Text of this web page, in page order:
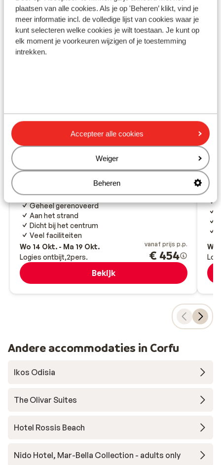
plaatsen van alle cookies. Als je op 'Beheren’ klikt, vind je
meer informatie incl. de volledige lijst van cookies waar je
kunt selecteren welke cookies je wilt toestaan. Je kunt op
elk moment je voorkeuren wijzigen of je toestemming
intrekken.
Accepteer alle cookies
Weiger
Beheren
Ook interessant voor jou
Aparthotel Acharavi Beach
Geheel gerenoveerd
Aan het strand
Dicht bij het centrum
Veel faciliteiten
Wo 14 Okt. - Ma 19 Okt.
Logies ontbijt 2pers.
vanaf prijs p.p.
€ 454
Bekijk
Wo
Andere accommodaties in Corfu
Ikos Odisia
The Olivar Suites
Hotel Rossis Beach
Nido Hotel, Mar-Bella Collection - adults only